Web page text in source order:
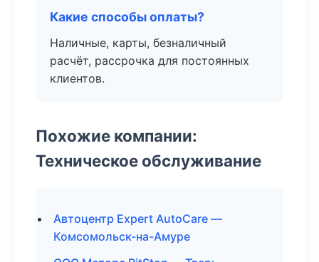
Какие способы оплаты?
Наличные, карты, безналичный
расчёт, рассрочка для постоянных
клиентов.
Похожие компании:
Техническое обслуживание
Автоцентр Expert AutoCare —
Комсомольск-на-Амуре